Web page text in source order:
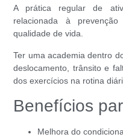
A prática regular de
relacionada à
qualidade de vida.
Ter uma academia dentro
deslocamento, trânsito e
dos exercícios na rotina
Benefícios
Melhora do